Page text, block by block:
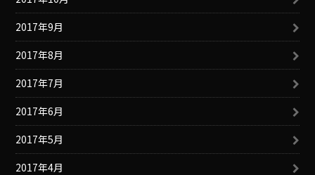
2017年9月
2017年8月
2017年7月
2017年6月
2017年5月
2017年4月